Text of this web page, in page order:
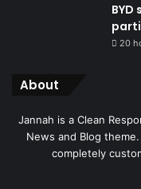
BYD
20
About
Jannah is a Clean
News and Blog
completely